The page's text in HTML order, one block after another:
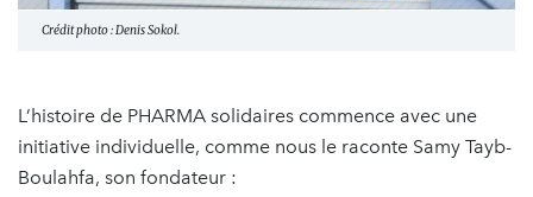
Crédit photo : Denis Sokol.
L’histoire de PHARMA solidaires commence avec une
initiative individuelle, comme nous le raconte Samy Tayb-
Boulahfa, son fondateur :